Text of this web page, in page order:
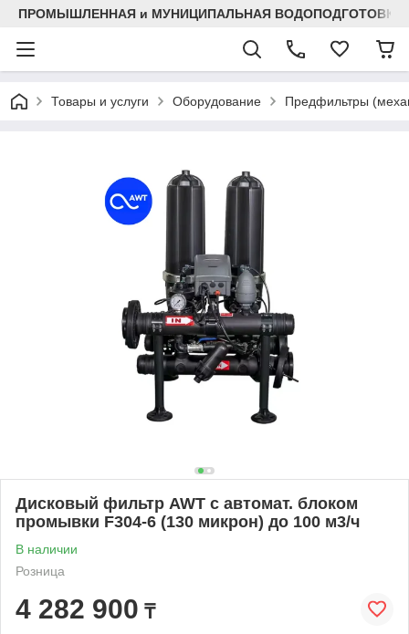
ПРОМЫШЛЕННАЯ и МУНИЦИПАЛЬНАЯ ВОДОПОДГОТОВКА
Товары и услуги Оборудование Предфильтры
Дисковый фильтр AWT с автомат. блоком
промывки F304-6 (130 микрон) до 100 м3/ч
В наличии
Розница
4 282 900 ₸